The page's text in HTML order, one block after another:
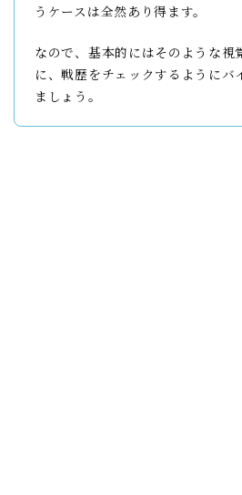
うケースは全然あり得ます。
なので、基本的にはそのような視
に、戦歴をチェックするようにバ
ましょう。